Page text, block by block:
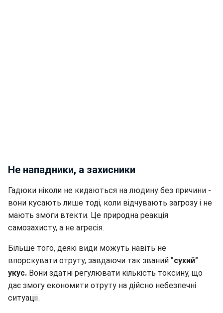
Не нападники, а захисники
Гадюки ніколи не кидаються на людину без причини -
вони кусають лише тоді, коли відчувають загрозу і не
мають змоги втекти. Це природна реакція
самозахисту, а не агресія.
Більше того, деякі види можуть навіть не
впорскувати отруту, завдаючи так званий "сухий"
укус. Вони здатні регулювати кількість токсину, що
дає змогу економити отруту на дійсно небезпечні
ситуації.